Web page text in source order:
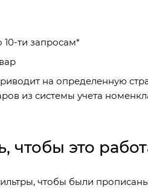
ти запросам*
на определенную
из системы учета
чтобы это
чтобы были